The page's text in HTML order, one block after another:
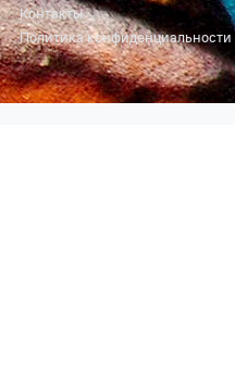
Контакты
Политика конфиденциальности